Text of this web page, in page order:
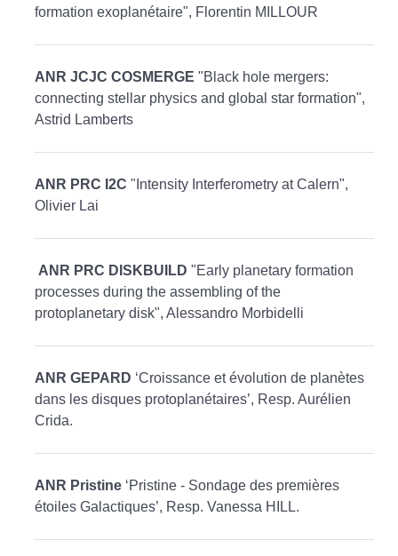
formation exoplanétaire", Florentin MILLOUR
ANR JCJC COSMERGE "Black hole mergers:
connecting stellar physics and global star formation",
Astrid Lamberts
ANR PRC I2C "Intensity Interferometry at Calern",
Olivier Lai
ANR PRC DISKBUILD "Early planetary formation
processes during the assembling of the
protoplanetary disk", Alessandro Morbidelli
ANR GEPARD ‘Croissance et évolution de planètes
dans les disques protoplanétaires’, Resp. Aurélien
Crida.
ANR Pristine ‘Pristine - Sondage des premières
étoiles Galactiques’, Resp. Vanessa HILL.